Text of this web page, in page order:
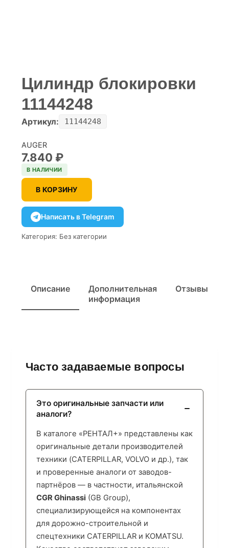
Цилиндр блокировки
11144248
Артикул: 11144248
AUGER
7.840 ₽
В НАЛИЧИИ
В КОРЗИНУ
Написать в Telegram
Категория: Без категории
Описание
Дополнительная
информация
Отзывы
Часто задаваемые вопросы
Это оригинальные запчасти или
аналоги?
В каталоге «РЕНТАЛ+» представлены как
оригинальные детали производителей
техники (CATERPILLAR, VOLVO и др.), так
и проверенные аналоги от заводов-
партнёров — в частности, итальянской
CGR Ghinassi (GB Group),
специализирующейся на компонентах
для дорожно-строительной и
спецтехники CATERPILLAR и KOMATSU.